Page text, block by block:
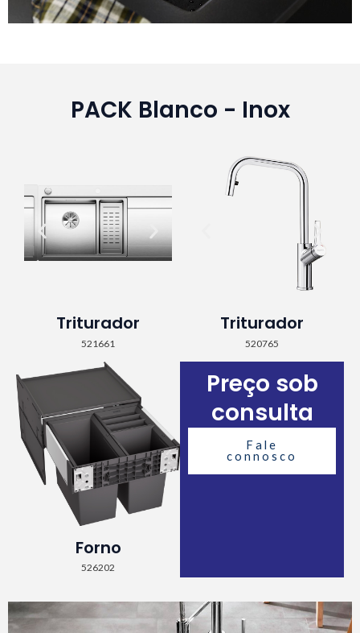
PACK Blanco - Inox
Triturador
521661
Triturador
520765
Forno
526202
Preço sob
consulta
Fale
connosco